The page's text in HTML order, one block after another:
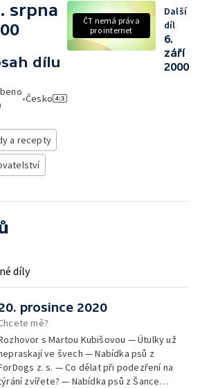
srpna
dílu
•Česko
a recepty
ČT nemá práva
pro internet
Další
díl
6.
září
2000
díly
prosince 2020
mě?
s Martou Kubišovou — Útulky už
ve švech — Nabídka psů z
z. s. — Co dělat při podezření na
zvířete? — Nabídka psů z Šance